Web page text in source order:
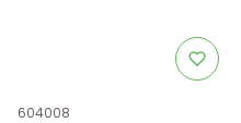
Kod produktu
604008